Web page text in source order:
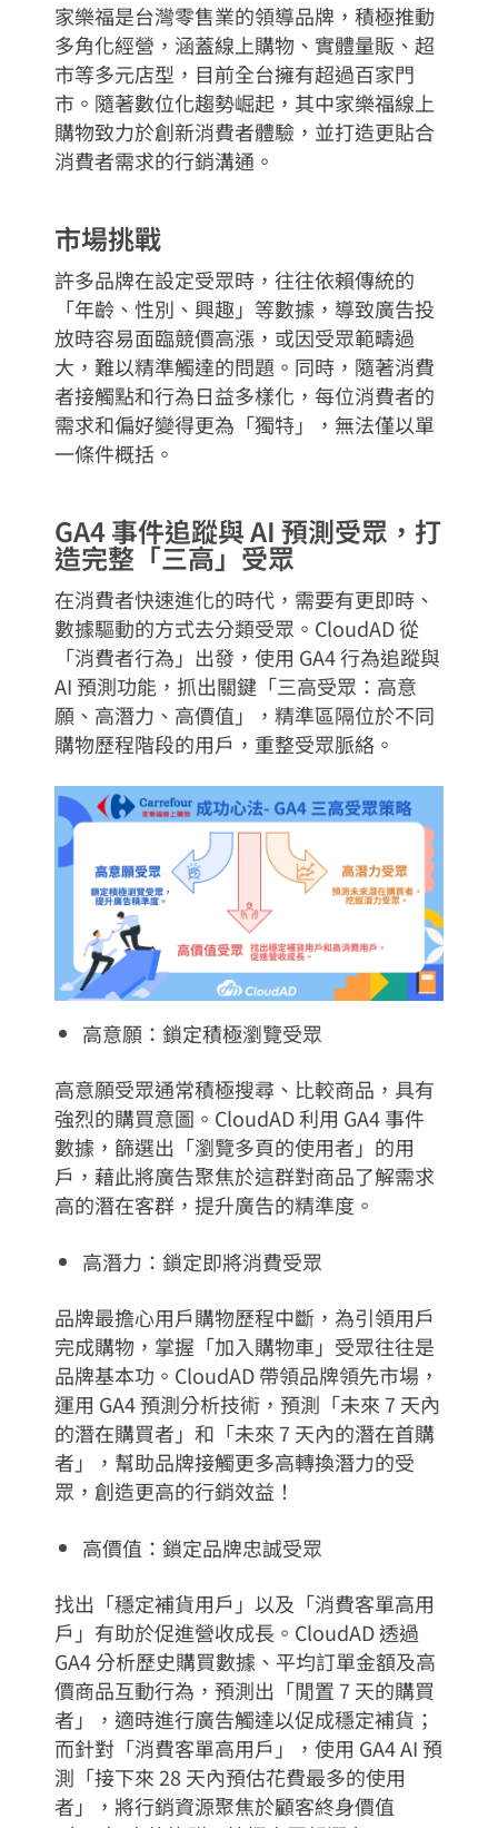
​​家樂福是台灣零售業的領導品牌，積極推動
多角化經營，涵蓋線上購物、實體量販、超
市等多元店型，目前全台擁有超過百家門
市。隨著數位化趨勢崛起，其中家樂福線上
購物致力於創新消費者體驗，並打造更貼合
消費者需求的行銷溝通。
市場挑戰
許多品牌在設定受眾時，往往依賴傳統的
「年齡、性別、興趣」等數據，導致廣告投
放時容易面臨競價高漲，或因受眾範疇過
大，難以精準觸達的問題。同時，隨著消費
者接觸點和行為日益多樣化，每位消費者的
需求和偏好變得更為「獨特」，無法僅以單
一條件概括。
GA4 事件追蹤與 AI 預測受眾，打
造完整「三高」受眾
在消費者快速進化的時代，需要有更即時、
數據驅動的方式去分類受眾。CloudAD 從
「消費者行為」出發，使用 GA4 行為追蹤與
AI 預測功能，抓出關鍵「三高受眾：高意
願、高潛力、高價值」，精準區隔位於不同
購物歷程階段的用戶，重整受眾脈絡。
高意願：鎖定積極瀏覽受眾
高意願受眾通常積極搜尋、比較商品，具有
強烈的購買意圖。CloudAD 利用 GA4 事件
數據，篩選出「瀏覽多頁的使用者」的用
戶，藉此將廣告聚焦於這群對商品了解需求
高的潛在客群，提升廣告的精準度。
高潛力：鎖定即將消費受眾
品牌最擔心用戶購物歷程中斷，為引領用戶
完成購物，掌握「加入購物車」受眾往往是
品牌基本功。CloudAD 帶領品牌領先市場，
運用 GA4 預測分析技術，預測「未來 7 天內
的潛在購買者」和「未來 7 天內的潛在首購
者」，幫助品牌接觸更多高轉換潛力的受
眾，創造更高的行銷效益！
高價值：鎖定品牌忠誠受眾
找出「穩定補貨用戶」以及「消費客單高用
戶」有助於促進營收成長。CloudAD 透過
GA4 分析歷史購買數據、平均訂單金額及高
價商品互動行為，預測出「閒置 7 天的購買
者」，適時進行廣告觸達以促成穩定補貨；
而針對「消費客單高用戶」，使用 GA4 AI 預
測「接下來 28 天內預估花費最多的使用
者」，將行銷資源聚焦於顧客終身價值